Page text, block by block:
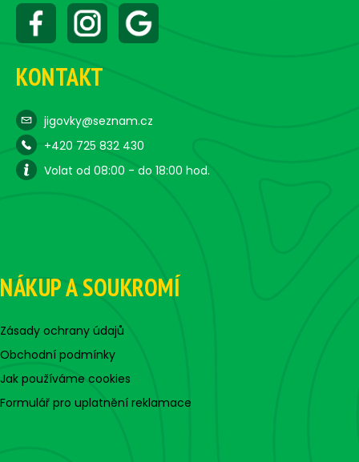
KONTAKT
jigovky@seznam.cz
+420 725 832 430
Volat od 08:00 - do 18:00 hod.
NÁKUP A SOUKROMÍ
Zásady ochrany údajů
Obchodní podmínky
Jak používáme cookies
Formulář pro uplatnění reklamace